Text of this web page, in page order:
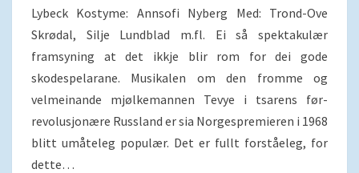
Lybeck Kostyme: Annsofi Nyberg Med: Trond-Ove
Skrødal, Silje Lundblad m.fl. Ei så spektakulær
framsyning at det ikkje blir rom for dei gode
skodespelarane. Musikalen om den fromme og
velmeinande mjølkemannen Tevye i tsarens før-
revolusjonære Russland er sia Norgespremieren i 1968
blitt umåteleg populær. Det er fullt forståeleg, for
dette…